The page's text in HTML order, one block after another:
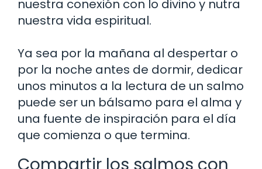
nuestra conexión con lo divino y nutra
nuestra vida espiritual.
Ya sea por la mañana al despertar o
por la noche antes de dormir, dedicar
unos minutos a la lectura de un salmo
puede ser un bálsamo para el alma y
una fuente de inspiración para el día
que comienza o que termina.